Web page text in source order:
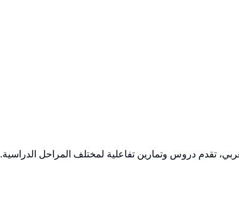
تقدم دروس وتمارين تفاعلية لمختلف المراحل الدراسية.